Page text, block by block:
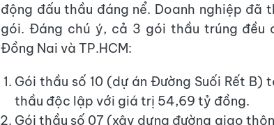
động đấu thầu đáng nể. Doanh nghiệp đã
gói. Đáng chú ý, cả 3 gói thầu trúng
Đồng Nai và TP.HCM:
Gói thầu số 10 (dự án Đường Suối Rết B)
thầu độc lập với giá trị 54,69 tỷ đồng.
Gói thầu số 07 (xây dựng đường giao